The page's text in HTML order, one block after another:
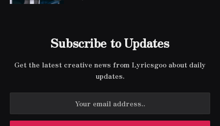
Subscribe to Updates
Get the latest creative news from Lyricsgoo about daily
updates.